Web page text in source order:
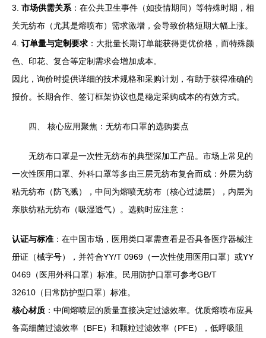
3. 市场供需关系 ：在公共卫生事件（如疫情期间）等特殊时期，相
关无纺布（尤其是熔喷布）需求激增，会导致价格短期大幅上涨。
4. 订单量与定制要求 ：大批量长期订单能获得更优价格，而特殊颜
色、印花、复合等定制需求会增加成本。
因此，询价时提供详细的技术规格和采购计划，有助于获得准确的
报价。长期合作、签订框架协议也是稳定采购成本的有效方式。
四、 核心应用聚焦：无纺布口罩的选购要点
无纺布口罩是一次性无纺布的典型深加工产品。市场上常见的
一次性医用口罩、外科口罩等多由三层无纺布复合而成：外层为纺
粘无纺布（防飞溅），中间为熔喷无纺布（核心过滤层），内层为
亲肤纺粘无纺布（吸湿透气）。选购时应注意：
认证与标准 ：在中国市场，医用类口罩需查看是否具备医疗器械注
册证（械字号），并符合YY/T 0969（一次性使用医用口罩）或YY
0469（医用外科口罩）标准。民用防护口罩可参考GB/T
32610（日常防护型口罩）标准。
核心材质 ：中间熔喷层的质量直接决定过滤效率。优质熔喷布应具
备高细菌过滤效率（BFE）和颗粒过滤效率（PFE），低呼吸阻